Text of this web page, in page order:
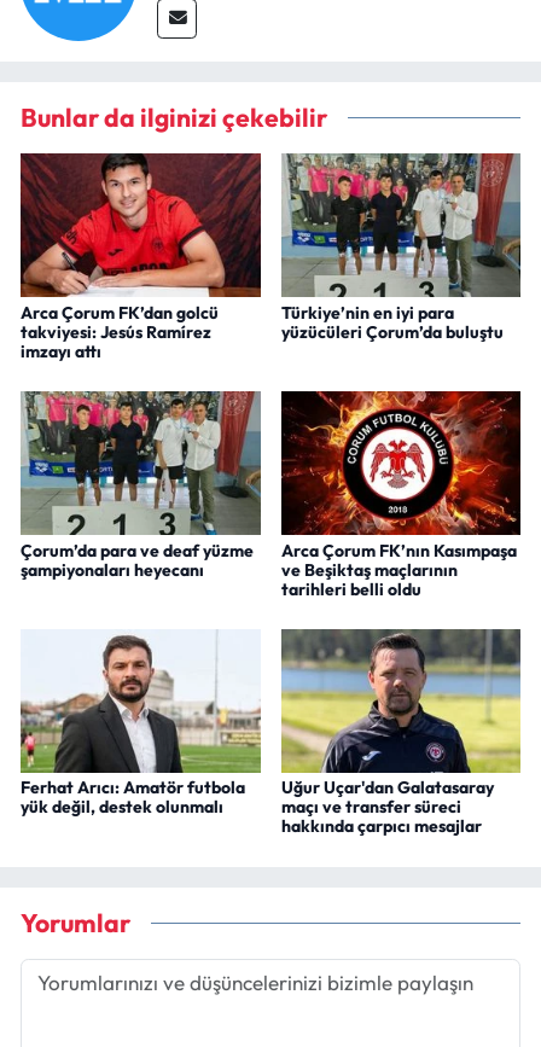
Bunlar da ilginizi çekebilir
Arca Çorum FK’dan golcü
takviyesi: Jesús Ramírez
imzayı attı
Türkiye’nin en iyi para
yüzücüleri Çorum’da buluştu
Çorum’da para ve deaf yüzme
şampiyonaları heyecanı
Arca Çorum FK’nın Kasımpaşa
ve Beşiktaş maçlarının
tarihleri belli oldu
Ferhat Arıcı: Amatör futbola
yük değil, destek olunmalı
Uğur Uçar'dan Galatasaray
maçı ve transfer süreci
hakkında çarpıcı mesajlar
Yorumlar